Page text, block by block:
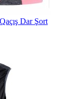
Dar Şort